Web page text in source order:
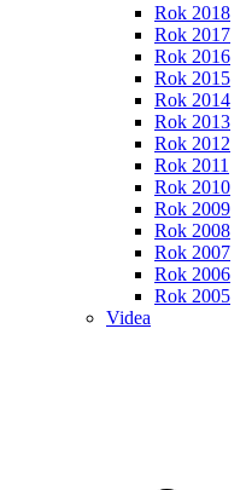
Rok 2018
Rok 2017
Rok 2016
Rok 2015
Rok 2014
Rok 2013
Rok 2012
Rok 2011
Rok 2010
Rok 2009
Rok 2008
Rok 2007
Rok 2006
Rok 2005
Videa